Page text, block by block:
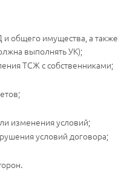
общего имущества, а также
выполнять УК);
ТСЖ с собственниками;
изменения условий;
условий договора;